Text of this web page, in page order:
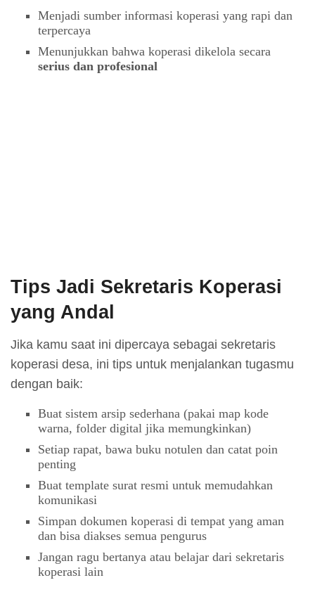
Menjadi sumber informasi koperasi yang rapi dan
terpercaya
Menunjukkan bahwa koperasi dikelola secara
serius dan profesional
Tips Jadi Sekretaris Koperasi
yang Andal
Jika kamu saat ini dipercaya sebagai sekretaris
koperasi desa, ini tips untuk menjalankan tugasmu
dengan baik:
Buat sistem arsip sederhana (pakai map kode
warna, folder digital jika memungkinkan)
Setiap rapat, bawa buku notulen dan catat poin
penting
Buat template surat resmi untuk memudahkan
komunikasi
Simpan dokumen koperasi di tempat yang aman
dan bisa diakses semua pengurus
Jangan ragu bertanya atau belajar dari sekretaris
koperasi lain